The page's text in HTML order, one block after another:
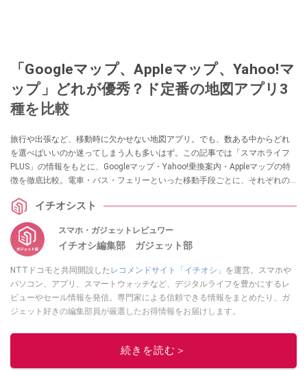
「Googleマップ、Appleマップ、Yahoo!マ
ップ」どれが優秀？ド定番の地図アプリ3
種を比較
旅行や出張など、移動時に欠かせない地図アプリ。でも、数ある中からどれ
を選べばいいのか迷ってしまう人も多いはず。この記事では「スマホライフ
PLUS」の情報をもとに、Googleマップ・Yahoo!乗換案内・Appleマップの特
徴を徹底比較。電車・バス・フェリーといった移動手段ごとに、それぞれの
を知りたい方は必見です！
イチオシスト
スマホ・ガジェットレビュワー
イチオシ編集部 ガジェット部
NTTドコモと共同開設した レコメンドサイト「イチオシ」 を運営。スマホや
パソコン、アプリ、スマートウォッチなど、デジタルライフを豊かにするレ
ビューやセール情報を発信。専門家による信頼できる情報をまとめたり、ガ
ジェット好きの編集部員が厳選したお得情報をお届けします。
このイチオシストの他の記事を読む
続きを読む＞